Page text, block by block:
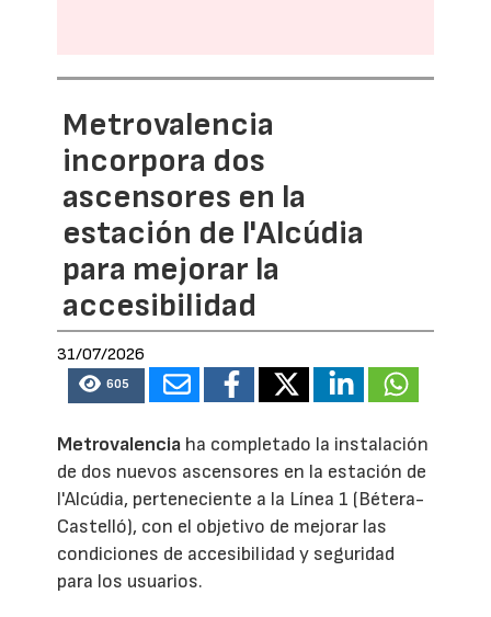
Metrovalencia
incorpora dos
ascensores en la
estación de l'Alcúdia
para mejorar la
accesibilidad
31/07/2026
605
Metrovalencia ha completado la instalación
de dos nuevos ascensores en la estación de
l'Alcúdia, perteneciente a la Línea 1 (Bétera-
Castelló), con el objetivo de mejorar las
condiciones de accesibilidad y seguridad
para los usuarios.